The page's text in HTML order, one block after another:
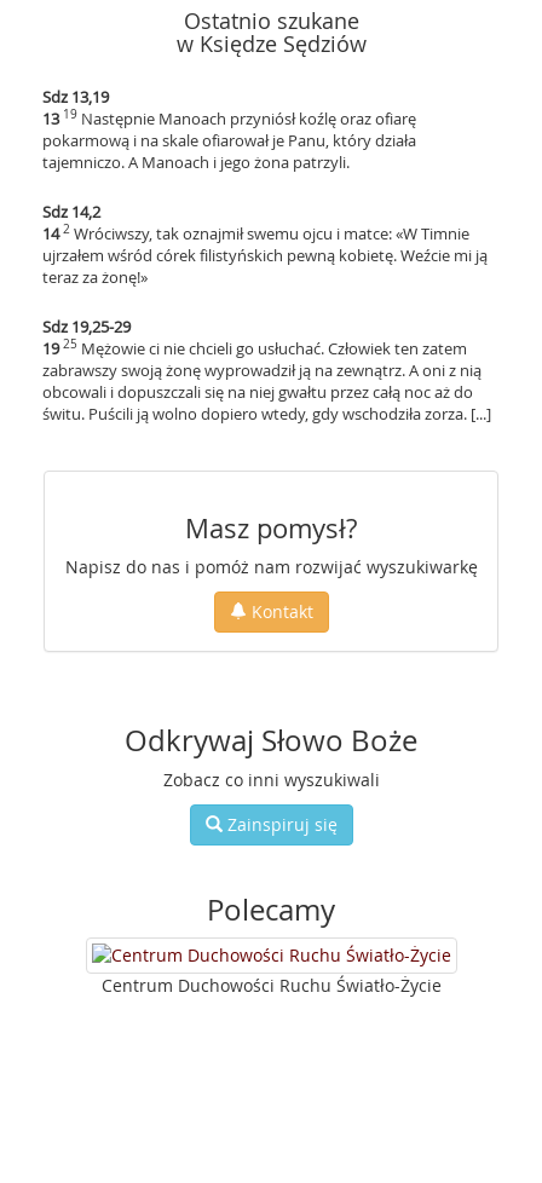
Ostatnio szukane
w Księdze Sędziów
Sdz 13,19
13 19 Następnie Manoach przyniósł koźlę oraz ofiarę
pokarmową i na skale ofiarował je Panu, który działa
tajemniczo. A Manoach i jego żona patrzyli.
Sdz 14,2
14 2 Wróciwszy, tak oznajmił swemu ojcu i matce: «W Timnie
ujrzałem wśród córek filistyńskich pewną kobietę. Weźcie mi ją
teraz za żonę!»
Sdz 19,25-29
1925 Mężowie ci nie chcieli go usłuchać. Człowiek ten zatem
zabrawszy swoją żonę wyprowadził ją na zewnątrz. A oni z nią
obcowali i dopuszczali się na niej gwałtu przez całą noc aż do
świtu. Puścili ją wolno dopiero wtedy, gdy wschodziła zorza. [...]
Masz pomysł?
Napisz do nas i pomóż nam rozwijać wyszukiwarkę
Kontakt
Odkrywaj Słowo Boże
Zobacz co inni wyszukiwali
Zainspiruj się
Polecamy
Centrum Duchowości Ruchu Światło-Życie